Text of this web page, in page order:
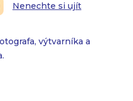
Nenechte si ujít
výtvarníka a